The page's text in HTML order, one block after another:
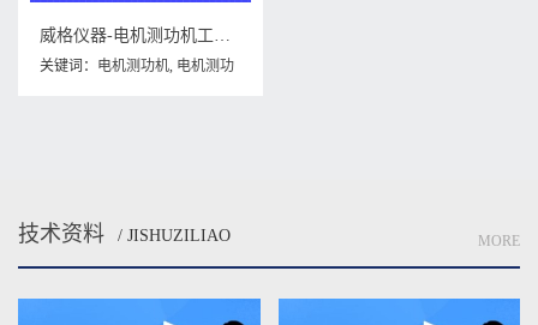
威格仪器-电机测功机工作原理
关键词： 电机测功机, 电机测功
技术资料 / JISHUZILIAO MORE